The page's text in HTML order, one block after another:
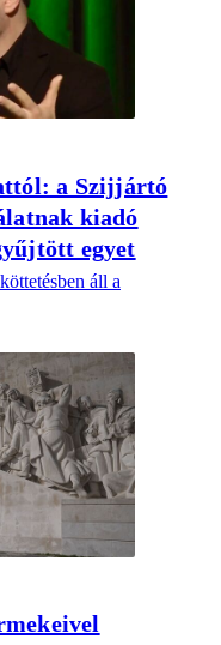
a Szijjártó
kiadó
egyet
áll a